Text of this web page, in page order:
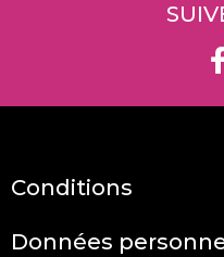
découvrir l’ensemble
notre sélection
Conditions
Données